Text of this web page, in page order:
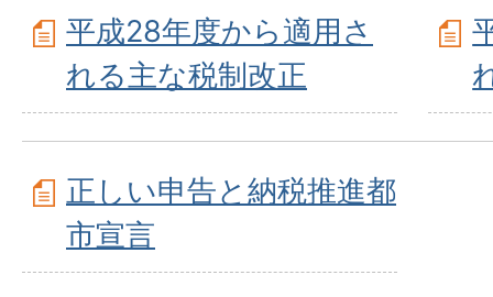
平成28年度から適用さ
れる主な税制改正
正しい申告と納税推進都
市宣言